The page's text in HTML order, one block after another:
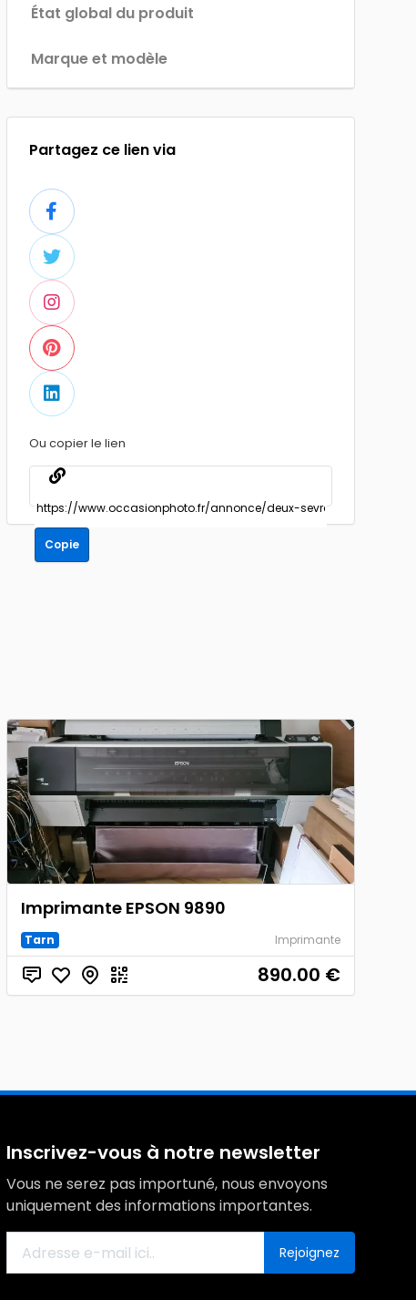
État global du produit
Marque et modèle
Partagez ce lien via
Ou copier le lien
Copie
Imprimante EPSON 9890
Tarn Imprimante
890.00 €
Inscrivez-vous à notre newsletter
Vous ne serez pas importuné, nous envoyons
uniquement des informations importantes.
Rejoignez